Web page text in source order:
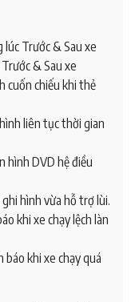
lúc Trước & Sau xe
& Sau xe
cuốn chiếu khi thẻ
liên tục thời gian
hình DVD hệ điều
ghi hình vừa hỗ trợ lùi.
khi xe chạy lệch làn
báo khi xe chạy quá